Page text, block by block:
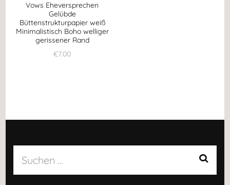
Vows Eheversprechen
Gelübde
Büttenstrukturpapier weiß
Minimalistisch Boho welliger
gerissener Rand
€7.00
Suchen
nach: